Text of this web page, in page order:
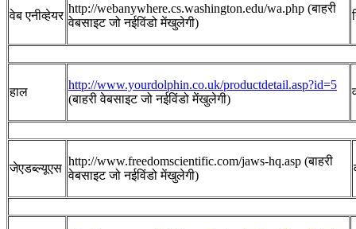
वेब एनीव्‍हेयर
http://webanywhere.cs.washington.edu/wa.php (बाहरी
वेबसाइट जो नईविंडो मेंखुलेगी)
हाल
http://www.yourdolphin.co.uk/productdetail.asp?id=5
(बाहरी वेबसाइट जो नईविंडो मेंखुलेगी)
जेएडब्‍ल्‍यूएस
http://www.freedomscientific.com/jaws-hq.asp (बाहरी
वेबसाइट जो नईविंडो मेंखुलेगी)